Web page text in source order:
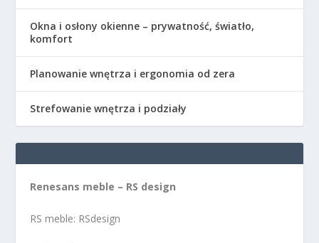
Okna i osłony okienne – prywatność, światło,
komfort
Planowanie wnętrza i ergonomia od zera
Strefowanie wnętrza i podziały
Renesans meble – RS design
RS meble: RSdesign